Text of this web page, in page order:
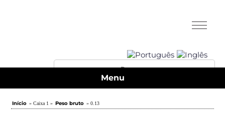
Menu
Início » Caixa 1 » Peso bruto » 0.13